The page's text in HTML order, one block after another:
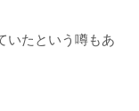
いたという噂もあ